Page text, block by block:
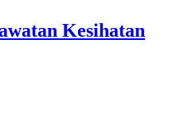
Kesihatan